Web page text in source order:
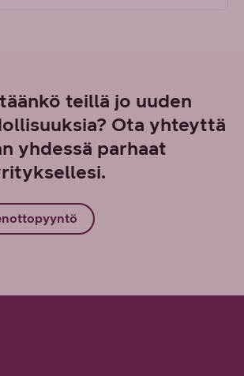
teillä jo uuden
Ota yhteyttä
yhdessä parhaat